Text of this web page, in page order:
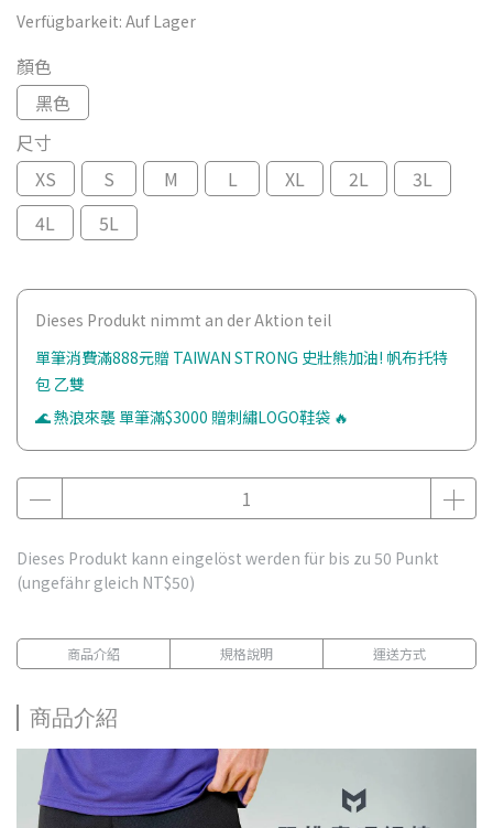
Verfügbarkeit: Auf Lager
顏色
黑色
尺寸
XS
S M L XL 2L
3L
4L
5L
Dieses Produkt nimmt an der Aktion teil
單筆消費滿888元贈 TAIWAN STRONG 史壯熊加油! 帆布托特
包 乙雙
🌊 熱浪來襲 單筆滿$3000 贈刺繡LOGO鞋袋 🔥
Dieses Produkt kann eingelöst werden für bis zu 50 Punkt
(ungefähr gleich NT$50)
商品介紹 規格說明 運送方式
商品介紹